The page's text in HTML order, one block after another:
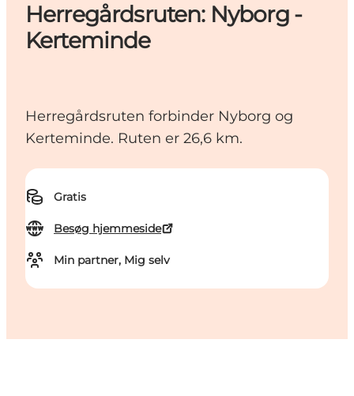
Herregårdsruten: Nyborg -
Kerteminde
Herregårdsruten forbinder Nyborg og
Kerteminde. Ruten er 26,6 km.
Gratis
Besøg hjemmeside
Min partner, Mig selv